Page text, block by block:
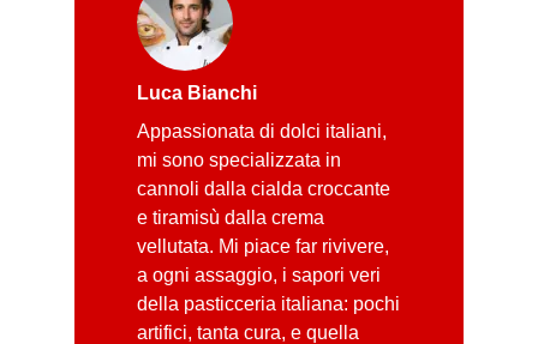
Luca Bianchi
Appassionata di dolci italiani,
mi sono specializzata in
cannoli dalla cialda croccante
e tiramisù dalla crema
vellutata. Mi piace far rivivere,
a ogni assaggio, i sapori veri
della pasticceria italiana: pochi
artifici, tanta cura, e quella